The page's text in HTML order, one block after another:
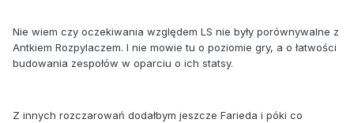
Nie wiem czy oczekiwania względem LS nie były porównywalne z
Antkiem Rozpylaczem. I nie mowie tu o poziomie gry, a o łatwości
budowania zespołów w oparciu o ich statsy.
Z innych rozczarowań dodałbym jeszcze Farieda i póki co